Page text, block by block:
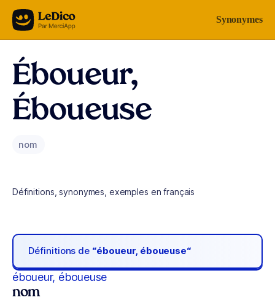
Aller au contenu Synonymes
Éboueur,
Éboueuse
nom
Définitions, synonymes, exemples en français
Définitions de “éboueur, éboueuse“
éboueur, éboueuse
nom